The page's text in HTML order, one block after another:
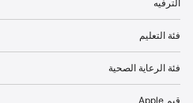
الترفيه
فئة التعليم
فئة الرعاية الصحية
قيم Apple